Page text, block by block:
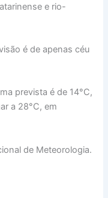
e rio-
é de apenas céu
prevista é de 14°C,
a 28°C, em
de Meteorologia.